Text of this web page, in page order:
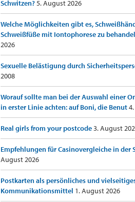
Schwitzen?5. August 2026
Welche Möglichkeiten gibt es,
Schweißfüße mit Iontophorese zu
2026
Sexuelle Belästigung durch
2008
Worauf sollte man bei der Auswahl einer
in erster Linie achten: auf Boni, die Benut
Real girls from your postcode3. August
Empfehlungen für Casinovergleiche in der
August 2026
Postkarten als persönliches und
Kommunikationsmittel 1. August 2026